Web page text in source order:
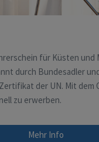
für Küsten und
durch Bundesadler
der UN. Mit dem
zu erwerben.
Mehr Info